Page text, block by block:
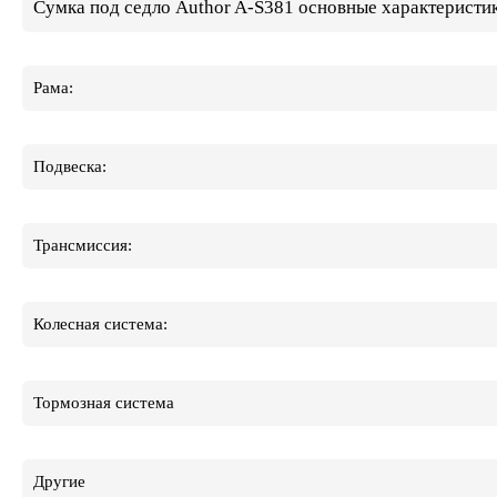
Сумка под седло Author A-S381 основные
Рама:
Подвеска:
Трансмиссия:
Колесная система:
Тормозная система
Другие